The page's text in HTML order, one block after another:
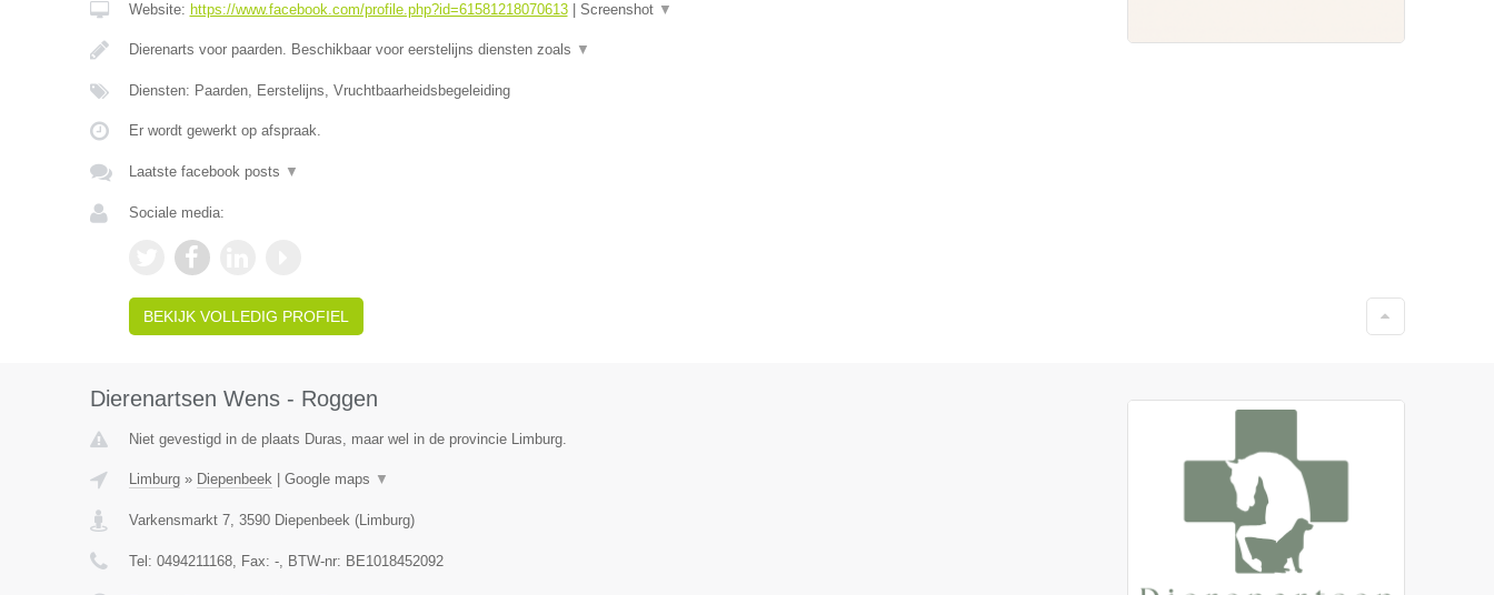
Website: https://www.facebook.com/profile.php?id=61581218070613| Screenshot ▼
Dierenarts voor paarden. Beschikbaar voor eerstelijns diensten zoals ▼
Diensten: Paarden, Eerstelijns, Vruchtbaarheidsbegeleiding
Er wordt gewerkt op afspraak.
Laatste facebook posts ▼
Sociale media:
BEKIJK VOLLEDIG PROFIEL
Dierenartsen Wens - Roggen
Niet gevestigd in de plaats Duras, maar wel in de provincie Limburg.
Limburg» Diepenbeek| Google maps ▼
Varkensmarkt 7, 3590 Diepenbeek(Limburg)
Tel: 0494211168, Fax: -, BTW-nr: BE1018452092